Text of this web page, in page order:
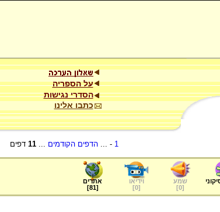
על הספריה
הסדרי נגישות
כתבו אלינו
1
- ... הדפים הקודמים ...
11 דפים
שמע
[
0
]
וידיאו
[
0
]
אתרים
[
81
]